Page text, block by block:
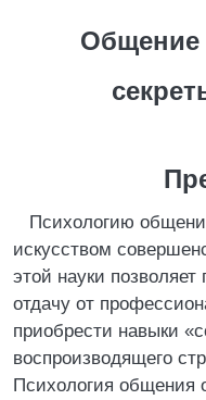
Общение
Психологию
искусством
этой науки
отдачу от
приобрести навыки
воспроизводящего
Психология общения